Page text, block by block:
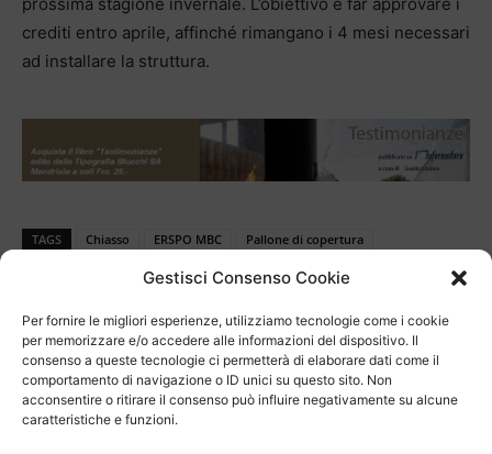
Gestisci Consenso Cookie
Per fornire le migliori esperienze, utilizziamo tecnologie come i cookie
per memorizzare e/o accedere alle informazioni del dispositivo. Il
consenso a queste tecnologie ci permetterà di elaborare dati come il
comportamento di navigazione o ID unici su questo sito. Non
acconsentire o ritirare il consenso può influire negativamente su alcune
caratteristiche e funzioni.
crediti entro aprile, affinché rimangano i 4 mesi necessari
ad installare la struttura.
TAGS Chiasso ERSPO MBC
Pallone di copertura